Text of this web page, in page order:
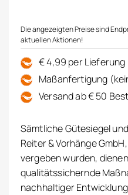
Die angezeigten Preise sind
aktuellen Aktionen!
€ 4,99 per Lieferung
Maßanfertigung
Versand ab € 50
Sämtliche Gütesiegel
Reiter & Vorhänge
vergeben wurden,
qualitätssichernde
nachhaltiger